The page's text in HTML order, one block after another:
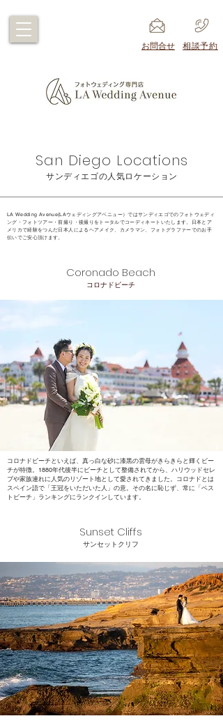
​お問合せ ​相談予約
​​San Diego Locations
​サンディエゴの人気ロケーション
LA Wedding Avenue(LAウェディングアベニュー）ではサンディエゴでのフォトウェディ
ング・フォトツアー・前撮り・後撮り をトータルでコーディネートいたします。日本とア
メリカで経験をつんだ日本人によるヘアメイク、カメラマン、フォトグラファーでのお手
伝いでご安心頂けます。
Coronado Beach
コロナドビーチ
コロナドビーチといえば、真っ白な砂に漆黒の雲母がきらきらと輝くビー
チが特徴。1880年代後半にビーチとして整備されてから、ハリウッドセレ
ブや家族連れに人気のリゾート地として愛されてきました。コロナドとは
スペイン語で「王冠をいただいた人」の意。その名に恥じず、常に「ベス
トビーチ」ランキングにランクインしています。
Sunset Cliffs
​サンセットクリフ